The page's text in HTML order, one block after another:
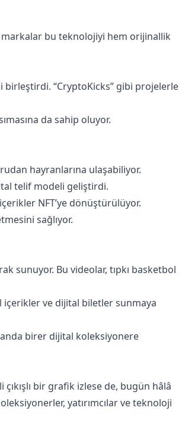
markalar bu teknolojiyi hem orijinallik
birleştirdi. “CryptoKicks” gibi projelerle
da sahip oluyor.
hayranlarına ulaşabiliyor.
telif modeli geliştirdi.
NFT’ye dönüştürülüyor.
sağlıyor.
sunuyor. Bu videolar, tıpkı basketbol
ve dijital biletler sunmaya
birer dijital koleksiyonere
çıkışlı bir grafik izlese de, bugün hâlâ
yatırımcılar ve teknoloji